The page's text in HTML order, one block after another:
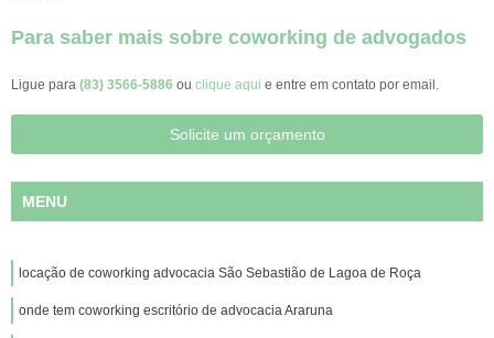
Para saber mais sobre coworking de advogados
Ligue para (83) 3566-5886 ou clique aqui e entre em contato por email.
Solicite um orçamento
MENU
locação de coworking advocacia São Sebastião de Lagoa de Roça
onde tem coworking escritório de advocacia Araruna